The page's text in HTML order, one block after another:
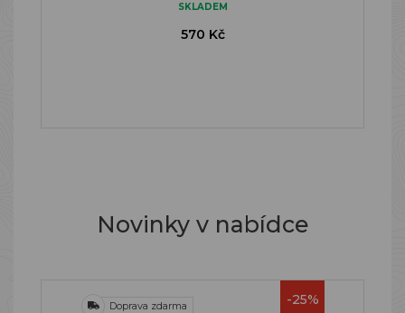
SKLADEM
570 Kč
Novinky v nabídce
-25%
Doprava zdarma